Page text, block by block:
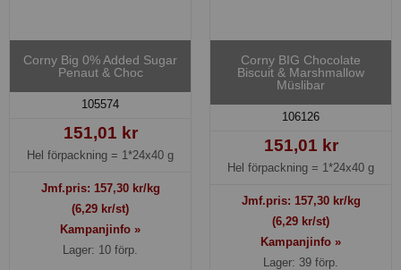
Corny Big 0% Added Sugar
Penaut & Choc
105574
151,01 kr
Hel förpackning = 1*24x40 g
Jmf.pris: 157,30kr/kg
(6,29 kr/st)
Kampanjinfo »
Lager: 10 förp.
Corny BIG Chocolate
Biscuit & Marshmallow
Müslibar
106126
151,01 kr
Hel förpackning = 1*24x40 g
Jmf.pris: 157,30kr/kg
(6,29 kr/st)
Kampanjinfo »
Lager: 39 förp.